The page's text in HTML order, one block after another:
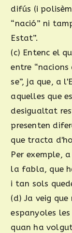
difús (i
“nació” ni
Estat”.
(c) Entenc el
entre
se”, ja que, a
aquelles que
desigualtat
presenten
que tracta
Per exemple,
la fabla, que
i tan sols
(d) Ja veig
espanyoles
quan ha